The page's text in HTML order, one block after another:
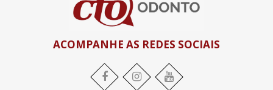
ACOMPANHE AS REDES SOCIAIS